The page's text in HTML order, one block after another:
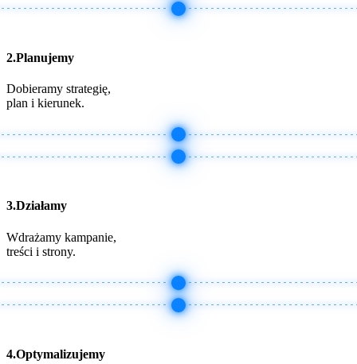
2.Planujemy
Dobieramy strategię,
plan i kierunek.
3.Działamy
Wdrażamy kampanie,
treści i strony.
4.Optymalizujemy​